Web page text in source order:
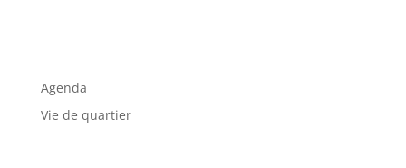
Agenda
Vie de quartier